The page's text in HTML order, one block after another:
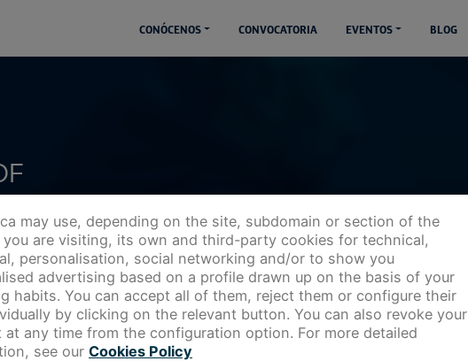
CONÓCENOS CONVOCATORIA EVENTOS BLOG
may use, depending on the site, subdomain or section of the
are visiting, its own and third-party cookies for technical,
personalisation, social networking and/or to show you
advertising based on a profile drawn up on the basis of your
habits. You can accept all of them, reject them or configure their
by clicking on the relevant button. You can also revoke your
at any time from the configuration option. For more detailed
see our Cookies Policy